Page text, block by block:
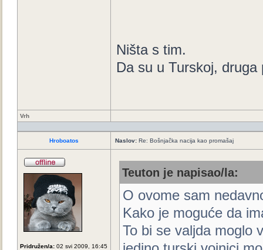
Ništa s tim.
Da su u Turskoj,
Vrh
Hroboatos Naslov: Re: Bošnjačka nacija kao promašaj
Pridružen/a: 02 svi 2009, 16:45
Teuton je napisao/la:
O ovome sam
Kako je moguće da
To bi se valjda moglo